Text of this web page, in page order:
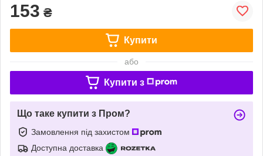
153 ₴
Купити
або
Купити з
Що таке купити з Пром?
Замовлення під захистом
Доступна доставка